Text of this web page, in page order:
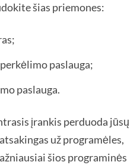
šias priemones:
paslauga;
paslauga.
įrankis perduoda jūsų
už programėles,
šios programinės